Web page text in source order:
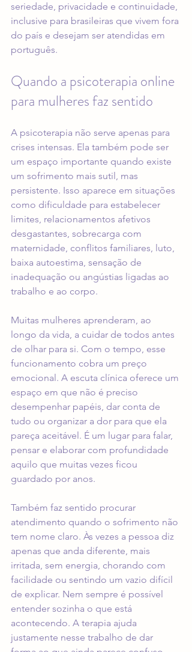
seriedade, privacidade e continuidade,
inclusive para brasileiras que vivem fora
do país e desejam ser atendidas em
português.
Quando a psicoterapia online
para mulheres faz sentido
A psicoterapia não serve apenas para
crises intensas. Ela também pode ser
um espaço importante quando existe
um sofrimento mais sutil, mas
persistente. Isso aparece em situações
como dificuldade para estabelecer
limites, relacionamentos afetivos
desgastantes, sobrecarga com
maternidade, conflitos familiares, luto,
baixa autoestima, sensação de
inadequação ou angústias ligadas ao
trabalho e ao corpo.
Muitas mulheres aprenderam, ao
longo da vida, a cuidar de todos antes
de olhar para si. Com o tempo, esse
funcionamento cobra um preço
emocional. A escuta clínica oferece um
espaço em que não é preciso
desempenhar papéis, dar conta de
tudo ou organizar a dor para que ela
pareça aceitável. É um lugar para falar,
pensar e elaborar com profundidade
aquilo que muitas vezes ficou
guardado por anos.
Também faz sentido procurar
atendimento quando o sofrimento não
tem nome claro. Às vezes a pessoa diz
apenas que anda diferente, mais
irritada, sem energia, chorando com
facilidade ou sentindo um vazio difícil
de explicar. Nem sempre é possível
entender sozinha o que está
acontecendo. A terapia ajuda
justamente nesse trabalho de dar